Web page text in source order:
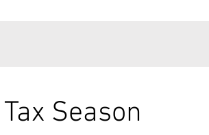
Season